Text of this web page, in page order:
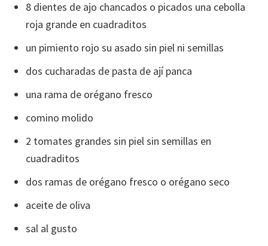
8 dientes de ajo chancados o picados una cebolla
roja grande en cuadraditos
un pimiento rojo su asado sin piel ni semillas
dos cucharadas de pasta de ají panca
una rama de orégano fresco
comino molido
2 tomates grandes sin piel sin semillas en
cuadraditos
dos ramas de orégano fresco o orégano seco
aceite de oliva
sal al gusto